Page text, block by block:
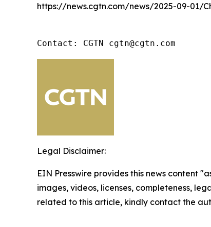
https://news.cgtn.com/news/2025-09-01/
Contact: CGTN cgtn@cgtn.com
Legal Disclaimer:
EIN Presswire provides this news content
images, videos, licenses, completeness,
related to this article, kindly contact the